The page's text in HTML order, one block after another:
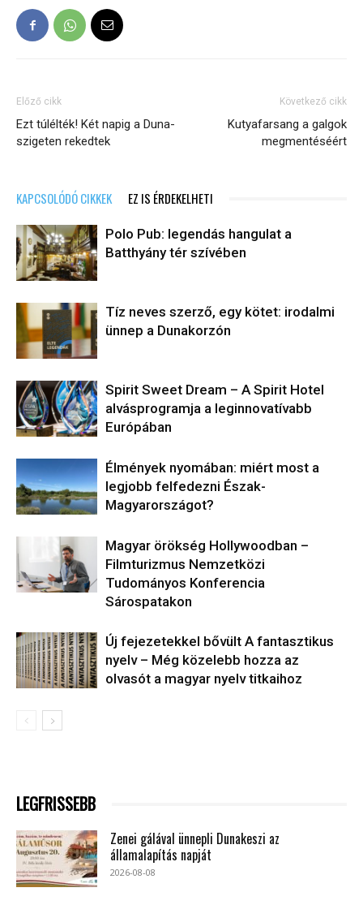
Előző cikk
Ezt túlélték! Két napig a Duna-
szigeten rekedtek
Következő cikk
Kutyafarsang a galgok
megmentéséért
KAPCSOLÓDÓ CIKKEK EZ IS ÉRDEKELHETI
Polo Pub: legendás hangulat a
Batthyány tér szívében
Tíz neves szerző, egy kötet: irodalmi
ünnep a Dunakorzón
​Spirit Sweet Dream – A Spirit Hotel
alvásprogramja a leginnovatívabb
Európában
Élmények nyomában: miért most a
legjobb felfedezni Észak-
Magyarországot?
Magyar örökség Hollywoodban –
Filmturizmus Nemzetközi
Tudományos Konferencia
Sárospatakon
Új fejezetekkel bővült A fantasztikus
nyelv – Még közelebb hozza az
olvasót a magyar nyelv titkaihoz
LEGFRISSEBB
Zenei gálával ünnepli Dunakeszi az
államalapítás napját
2026-08-08